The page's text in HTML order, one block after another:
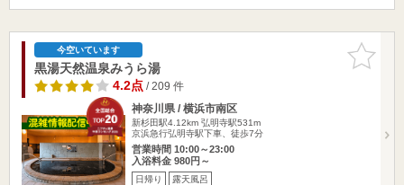
お気に入
りに追加
今空いています
黒湯天然温泉みうら湯
4.2点/ 209 件
神奈川県 / 横浜市南区
新杉田駅4.12km 弘明寺駅531m
京浜急行弘明寺駅下車、徒歩7分
営業時間 10:00～23:00
入浴料金 980円～
日帰り 露天風呂